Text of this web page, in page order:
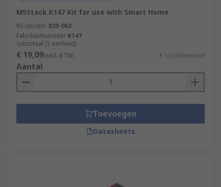
M5Stack K147 Kit for use with Smart Home
RS-stocknr. 839-063
Fabrikantnummer K147
Subtotaal (1 eenheid)
€ 19,09(excl. BTW) € 19,09/eenheid
Aantal
Toevoegen
Datasheets